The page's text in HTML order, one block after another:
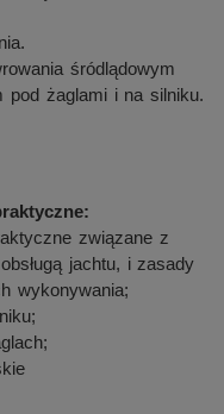
śródlądowym
pod żaglami i na silniku.
związane z
jachtu, i zasady
wykonywania;